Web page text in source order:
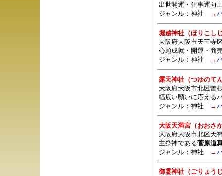
出世開運・仕事運向
ジャンル： 神社 →
堀越神社（ほりこし
大阪府大阪市天王寺
心願成就・開運・商
ジャンル： 神社 →
露天神社（つゆのて
大阪府大阪市北区曽
幅広い願いに応える
ジャンル： 神社 →
大阪天満宮（おおさ
大阪府大阪市北区天
主祭神である菅原道
ジャンル： 神社 →
御霊神社（ごりょう